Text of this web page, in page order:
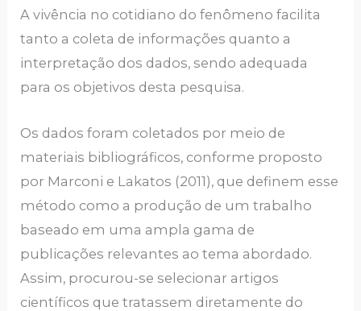
A vivência no cotidiano do fenômeno facilita
tanto a coleta de informações quanto a
interpretação dos dados, sendo adequada
para os objetivos desta pesquisa.
Os dados foram coletados por meio de
materiais bibliográficos, conforme proposto
por Marconi e Lakatos (2011), que definem esse
método como a produção de um trabalho
baseado em uma ampla gama de
publicações relevantes ao tema abordado.
Assim, procurou-se selecionar artigos
científicos que tratassem diretamente do